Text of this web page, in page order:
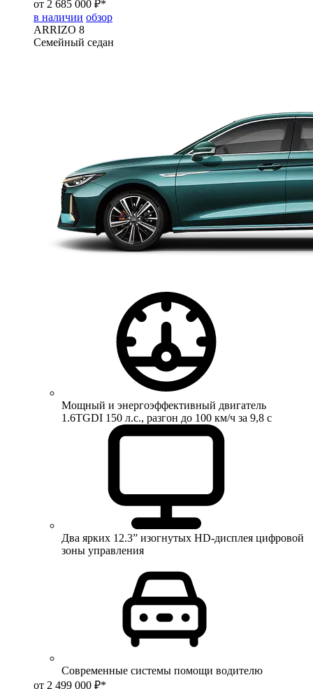
от 2 685 000 ₽*
в наличии обзор
ARRIZO 8
Семейный седан
Мощный и энергоэффективный двигатель
1.6TGDI 150 л.с., разгон до 100 км/ч за 9,8 с
Два ярких 12.3” изогнутых HD-дисплея цифровой
зоны управления
Современные системы помощи водителю
от 2 499 000 ₽*